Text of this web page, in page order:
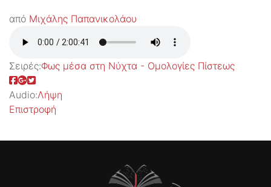
από Μιχάλης Παπανικολάου
Σειρές:Φως μέσα στη Νύχτα - Ομολογίες Πίστεως
Audio:Λήψη
Επιστροφή